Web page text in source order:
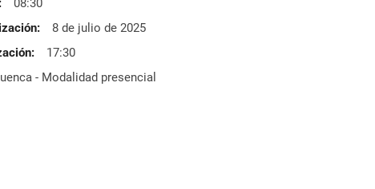
08:30
8 de julio de 2025
17:30
- Modalidad presencial